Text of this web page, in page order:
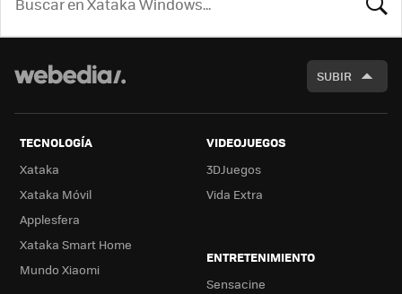
SUBIR
TECNOLOGÍA
Xataka
Xataka Móvil
Applesfera
Xataka Smart Home
Mundo Xiaomi
VIDEOJUEGOS
3DJuegos
Vida Extra
ENTRETENIMIENTO
Sensacine